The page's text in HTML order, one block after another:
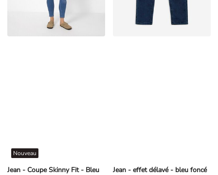
Jean - Coupe Skinny Fit - Bleu
Nouveau
Jean - effet délavé - bleu foncé